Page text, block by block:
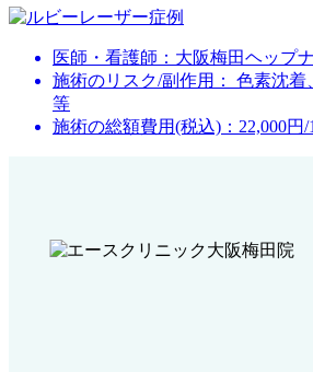
医師・看護師： 大阪梅田ヘップ
施術のリスク/副作用：
色素沈着
等
施術の総額費用(税込)： 22,000円/